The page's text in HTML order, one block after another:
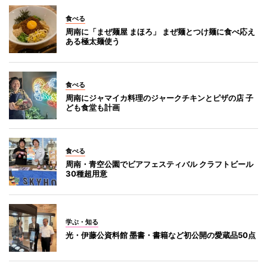
食べる
周南に「まぜ麺屋 まほろ」 まぜ麺とつけ麺に食べ応え
ある極太麺使う
食べる
周南にジャマイカ料理のジャークチキンとピザの店 子
ども食堂も計画
食べる
周南・青空公園でビアフェスティバル クラフトビール
30種超用意
学ぶ・知る
光・伊藤公資料館 墨書・書籍など初公開の愛蔵品50点